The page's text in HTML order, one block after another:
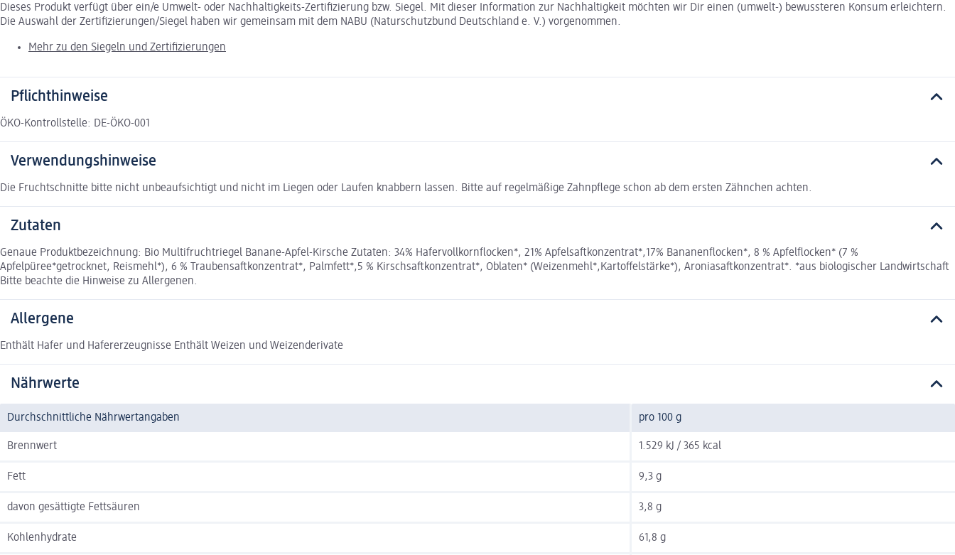
Dieses Produkt verfügt über ein/e Umwelt- oder Nachhaltigkeits-Zertifizierung bzw. Siegel. Mit dieser Information zur Nachhaltigkeit möchten wir Dir einen (umwelt-) bewussteren Konsum erleichtern.
Die Auswahl der Zertifizierungen/Siegel haben wir gemeinsam mit dem NABU (Naturschutzbund Deutschland e. V.) vorgenommen.
Mehr zu den Siegeln und Zertifizierungen
Pflichthinweise
ÖKO-Kontrollstelle: DE-ÖKO-001
Verwendungshinweise
Die Fruchtschnitte bitte nicht unbeaufsichtigt und nicht im Liegen oder Laufen knabbern lassen. Bitte auf regelmäßige Zahnpflege schon ab dem ersten Zähnchen achten.
Zutaten
Genaue Produktbezeichnung: Bio Multifruchtriegel Banane-Apfel-Kirsche Zutaten: 34% Hafervollkornflocken*, 21% Apfelsaftkonzentrat*,17% Bananenflocken*, 8 % Apfelflocken* (7 %
Apfelpüree*getrocknet, Reismehl*), 6 % Traubensaftkonzentrat*, Palmfett*,5 % Kirschsaftkonzentrat*, Oblaten* (Weizenmehl*,Kartoffelstärke*), Aroniasaftkonzentrat*. *aus biologischer Landwirtschaft
Bitte beachte die Hinweise zu Allergenen.
Allergene
Enthält Hafer und Hafererzeugnisse Enthält Weizen und Weizenderivate
Nährwerte
Durchschnittliche Nährwertangaben pro 100 g
Brennwert 1.529 kJ / 365 kcal
Fett 9,3 g
davon gesättigte Fettsäuren 3,8 g
Kohlenhydrate 61,8 g